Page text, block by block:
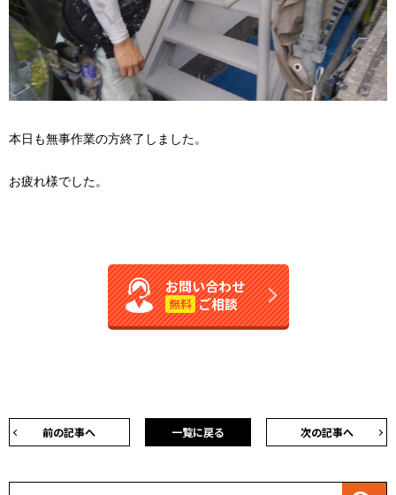
本日も無事作業の方終了しました。
お疲れ様でした。
お問い合わせ
無料 ご相談
前の記事へ 次の記事へ
一覧に戻る